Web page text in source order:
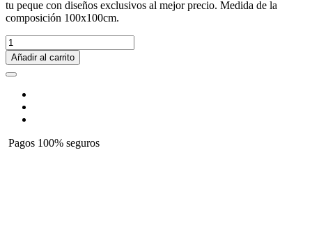
tu peque con diseños exclusivos al mejor precio. Medida de la
composición 100x100cm.
Añadir al carrito
Pagos 100% seguros